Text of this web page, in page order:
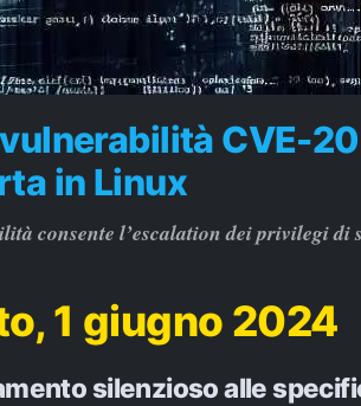
CVE-
in Linux
consente l’escalation dei privilegi di
1 giugno 2024
silenzioso alle